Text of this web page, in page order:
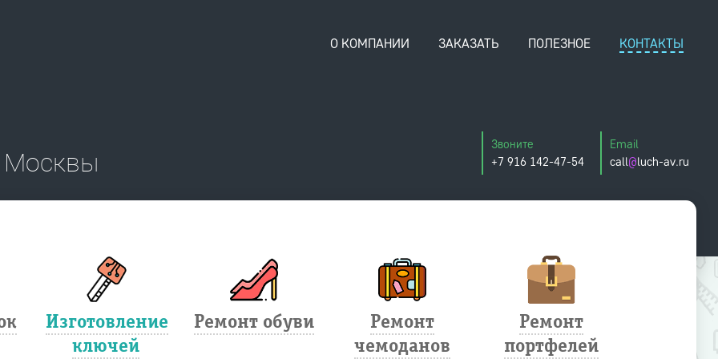
О КОМПАНИИ ЗАКАЗАТЬ ПОЛЕЗНОЕ КОНТАКТЫ
Москвы
Звоните
+7 916 142-47-54
Email
call@luch-av.ru
Изготовление
ключей
Ремонт обуви
Ремонт
чемоданов
Ремонт
портфелей